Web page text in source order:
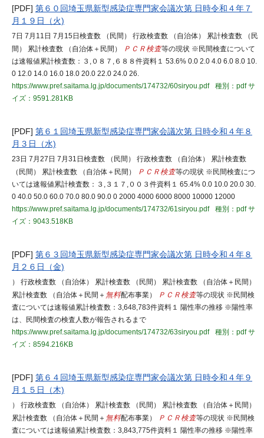
[PDF] 第６０回埼玉県新型感染症専門家会議次第 日時令和４年７
月１９日（火)
7日 7月11日 7月15日検査数 （民間） 行政検査数 （自治体） 累計検査数 （民
間） 累計検査数 （自治体＋民間）
ＰＣＲ検査等の現状 ※民間検査について
は速報値累計検査数：３,０８７,６８８件資料１ 53.6% 0.0 2.0 4.0 6.0 8.0 10.
0 12.0 14.0 16.0 18.0 20.0 22.0 24.0 26.
https://www.pref.saitama.lg.jp/documents/174732/60siryou.pdf
種別：pdfサ
イズ：9591.281KB
[PDF] 第６１回埼玉県新型感染症専門家会議次第 日時令和４年８
月３日（水)
23日 7月27日 7月31日検査数 （民間） 行政検査数 （自治体） 累計検査数
（民間） 累計検査数 （自治体＋民間）
ＰＣＲ検査等の現状 ※民間検査につ
いては速報値累計検査数：３,３１７,００３件資料１ 65.4% 0.0 10.0 20.0 30.
0 40.0 50.0 60.0 70.0 80.0 90.0 0 2000 4000 6000 8000 10000 12000
https://www.pref.saitama.lg.jp/documents/174732/61siryou.pdf
種別：pdfサ
イズ：9043.518KB
[PDF] 第６３回埼玉県新型感染症専門家会議次第 日時令和４年８
月２６日（金)
） 行政検査数 （自治体） 累計検査数 （民間） 累計検査数 （自治体＋民間）
累計検査数 （自治体＋民間＋ 無料配布事業） ＰＣＲ検査等の現状 ※民間検
査については速報値累計検査数：3,648,783件資料１ 陽性率の推移 ※陽性率
は、民間検査の検査人数が報告されるまで
https://www.pref.saitama.lg.jp/documents/174732/63siryou.pdf
種別：pdfサ
イズ：8594.216KB
[PDF] 第６４回埼玉県新型感染症専門家会議次第 日時令和４年９
月１５日（木)
） 行政検査数 （自治体） 累計検査数 （民間） 累計検査数 （自治体＋民間）
累計検査数 （自治体＋民間＋ 無料配布事業） ＰＣＲ検査等の現状 ※民間検
査については速報値累計検査数：3,843,775件資料１ 陽性率の推移 ※陽性率